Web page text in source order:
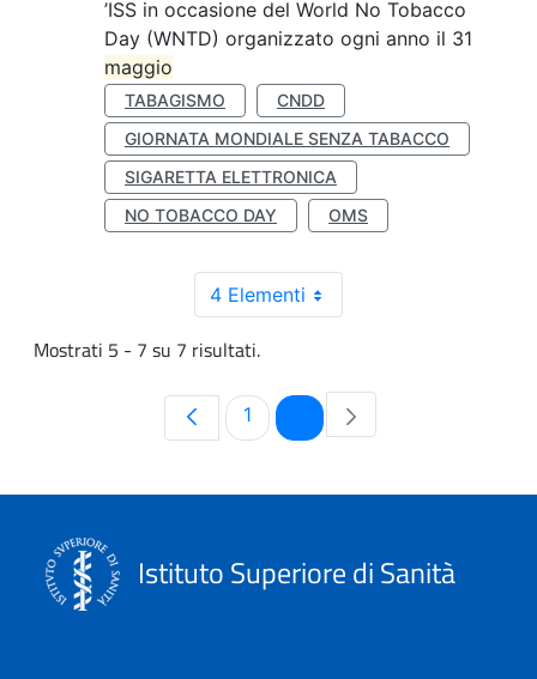
’ISS in occasione del World No Tobacco
Day (WNTD) organizzato ogni anno il 31
maggio
TABAGISMO
CNDD
GIORNATA MONDIALE SENZA TABACCO
SIGARETTA ELETTRONICA
NO TOBACCO DAY
OMS
4 Elementi
Mostrati 5 - 7 su 7 risultati.
Pagina
1 Pagina
Istituto Superiore di Sanità